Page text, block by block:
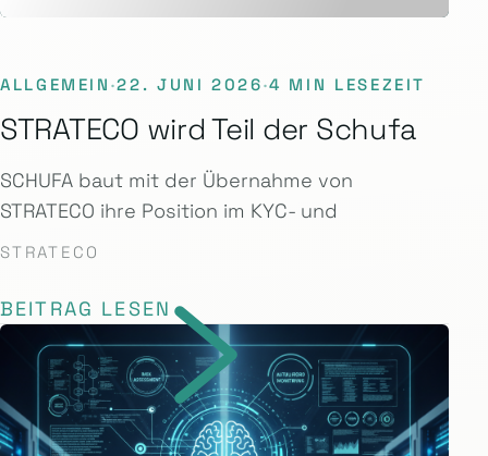
ALLGEMEIN ·22. JUNI 2026·4 MIN LESEZEIT
STRATECO wird Teil der Schufa
SCHUFA baut mit der Übernahme von
STRATECO ihre Position im KYC- und
STRATECO
BEITRAG LESEN